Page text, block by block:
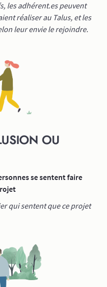
les adhérent.es peuvent
réaliser au Talus, et les
leur envie le rejoindre.
OU
se sentent faire
qui sentent que ce projet